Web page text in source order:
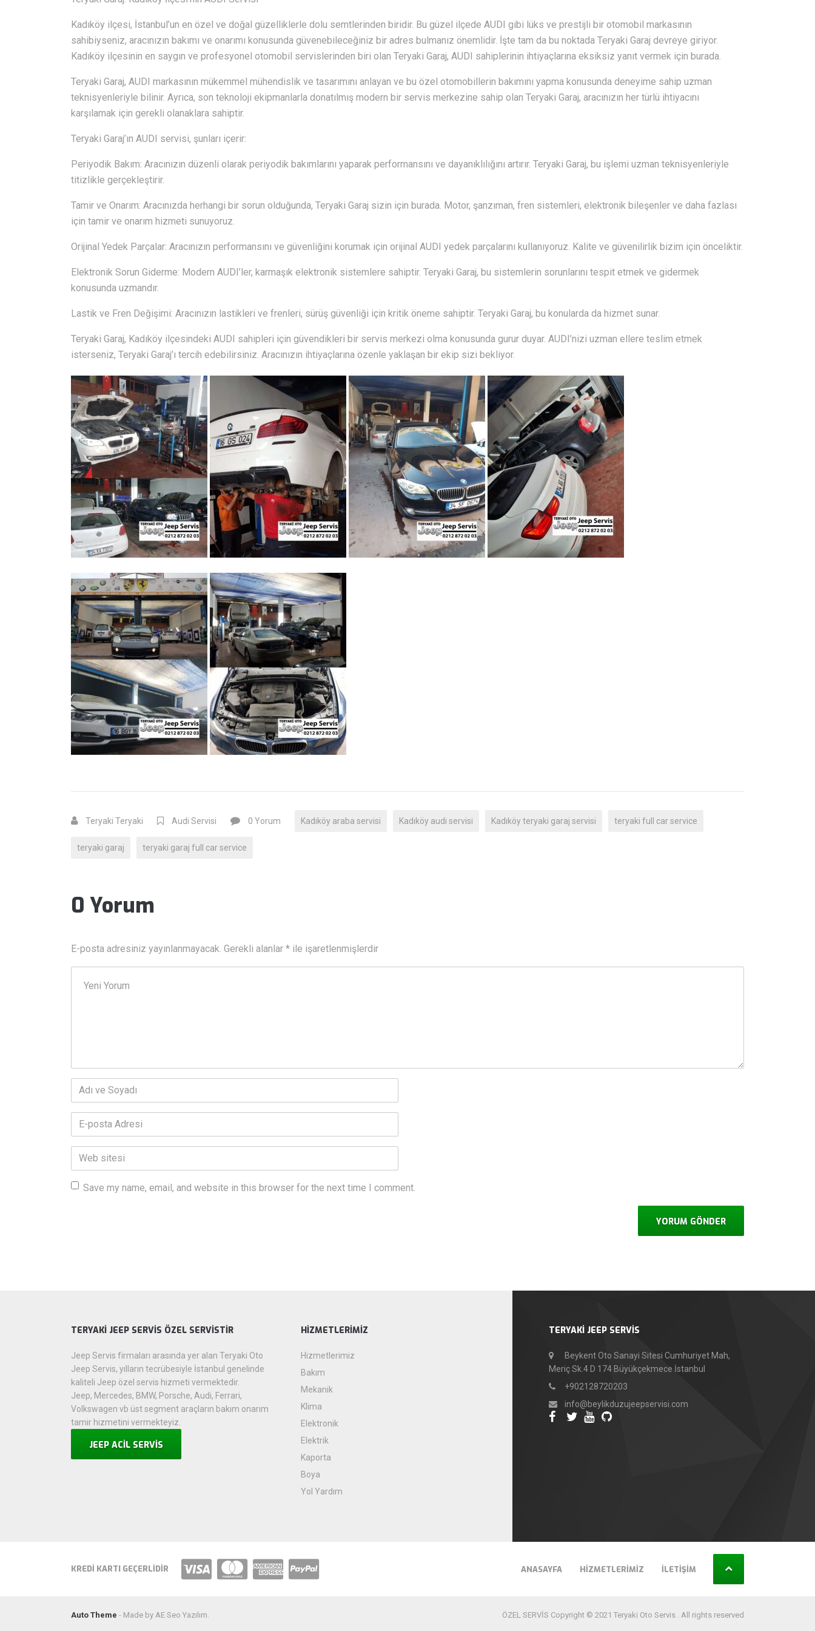
Kadıköy ilçesi, İstanbul’un en özel ve doğal güzelliklerle dolu semtlerinden biridir. Bu güzel ilçede AUDI gibi lüks ve prestijli bir otomobil markasının
sahibiyseniz, aracınızın bakımı ve onarımı konusunda güvenebileceğiniz bir adres bulmanız önemlidir. İşte tam da bu noktada Teryaki Garaj devreye giriyor.
Kadıköy ilçesinin en saygın ve profesyonel otomobil servislerinden biri olan Teryaki Garaj, AUDI sahiplerinin ihtiyaçlarına eksiksiz yanıt vermek için burada.
Teryaki Garaj, AUDI markasının mükemmel mühendislik ve tasarımını anlayan ve bu özel otomobillerin bakımını yapma konusunda deneyime sahip uzman
teknisyenleriyle bilinir. Ayrıca, son teknoloji ekipmanlarla donatılmış modern bir servis merkezine sahip olan Teryaki Garaj, aracınızın her türlü ihtiyacını
karşılamak için gerekli olanaklara sahiptir.
Teryaki Garaj’ın AUDI servisi, şunları içerir:
Periyodik Bakım: Aracınızın düzenli olarak periyodik bakımlarını yaparak performansını ve dayanıklılığını artırır. Teryaki Garaj, bu işlemi uzman teknisyenleriyle
titizlikle gerçekleştirir.
Tamir ve Onarım: Aracınızda herhangi bir sorun olduğunda, Teryaki Garaj sizin için burada. Motor, şanzıman, fren sistemleri, elektronik bileşenler ve daha fazlası
için tamir ve onarım hizmeti sunuyoruz.
Orijinal Yedek Parçalar: Aracınızın performansını ve güvenliğini korumak için orijinal AUDI yedek parçalarını kullanıyoruz. Kalite ve güvenilirlik bizim için önceliktir.
Elektronik Sorun Giderme: Modern AUDI’ler, karmaşık elektronik sistemlere sahiptir. Teryaki Garaj, bu sistemlerin sorunlarını tespit etmek ve gidermek
konusunda uzmandır.
Lastik ve Fren Değişimi: Aracınızın lastikleri ve frenleri, sürüş güvenliği için kritik öneme sahiptir. Teryaki Garaj, bu konularda da hizmet sunar.
Teryaki Garaj, Kadıköy ilçesindeki AUDI sahipleri için güvendikleri bir servis merkezi olma konusunda gurur duyar. AUDI’nizi uzman ellere teslim etmek
isterseniz, Teryaki Garaj’ı tercih edebilirsiniz. Aracınızın ihtiyaçlarına özenle yaklaşan bir ekip sizi bekliyor.
Teryaki Teryaki Audi Servisi 0 Yorum Kadıköy araba servisi Kadıköy audi servisi Kadıköy teryaki garaj servisi teryaki full car service
teryaki garaj teryaki garaj full car service
0 Yorum
E-posta adresiniz yayınlanmayacak. Gerekli alanlar * ile işaretlenmişlerdir
Adı
ve
Soyadı*
posta
Adresi*
Web
sitesi
Save my name, email, and website in this browser for the next time I comment.
TERYAKİ JEEP SERVİS
Beykent Oto Sanayi Sitesi Cumhuriyet Mah,
Meriç Sk.4 D 174 Büyükçekmece İstanbul
+902128720203
info@beylikduzujeepservisi.com
TERYAKİ JEEP SERVİS ÖZEL SERVİSTİR
Jeep Servis firmaları arasında yer alan Teryaki Oto
Jeep Servis, yılların tecrübesiyle İstanbul genelinde
kaliteli Jeep özel servis hizmeti vermektedir.
Jeep, Mercedes, BMW, Porsche, Audi, Ferrari,
Volkswagen vb üst segment araçların bakım onarım
tamir hizmetini vermekteyiz.
JEEP ACİL SERVİS
HIZMETLERIMIZ
Hizmetlerimiz
Bakım
Mekanik
Klima
Elektronik
Elektrik
Kaporta
Boya
Yol Yardım
KREDI KARTI GEÇERLIDIR ANASAYFA HIZMETLERIMIZ İLETIŞIM
Auto Theme - Made by AE Seo Yazılım. ÖZEL SERVİS Copyright © 2021 Teryaki Oto Servis . All rights reserved